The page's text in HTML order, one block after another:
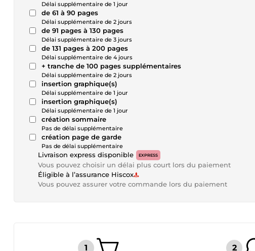
Délai supplémentaire de 1 jour
de 61 à 90 pages
Délai supplémentaire de 2 jours
de 91 pages à 130 pages
Délai supplémentaire de 3 jours
de 131 pages à 200 pages
Délai supplémentaire de 4 jours
+ tranche de 100 pages supplémentaires
Délai supplémentaire de 2 jours
insertion graphique(s)
Délai supplémentaire de 1 jour
insertion graphique(s)
Délai supplémentaire de 1 jour
création sommaire
Pas de délai supplémentaire
création page de garde
Pas de délai supplémentaire
Livraison express disponible EXPRESS
Vous pouvez choisir un délai plus court lors du paiement
Éligible à l’assurance Hiscox
Vous pouvez assurer votre commande lors du paiement